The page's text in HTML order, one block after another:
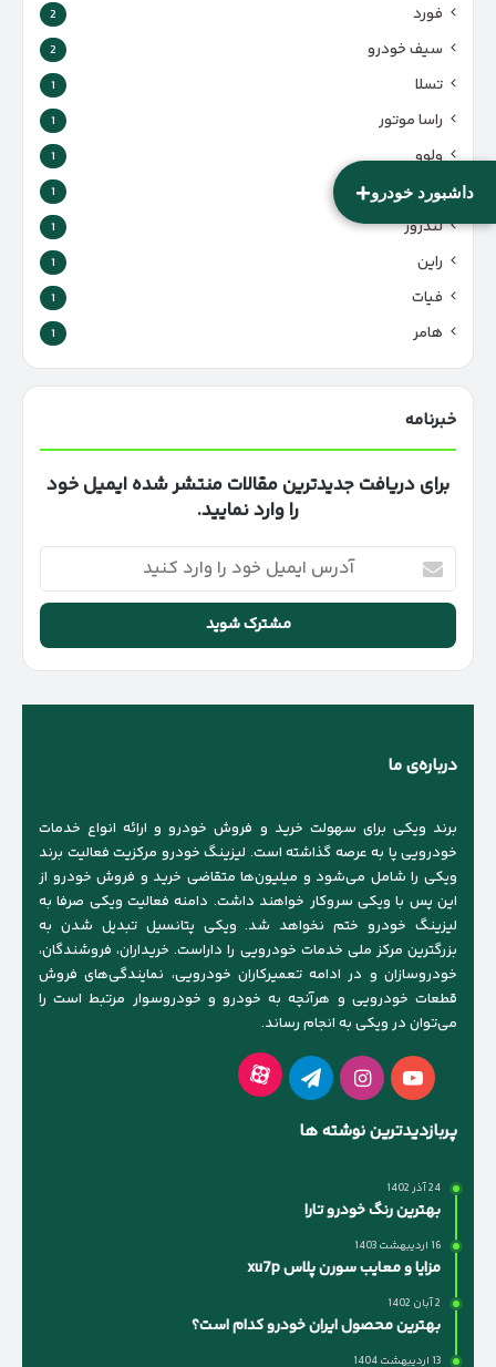
+داشبورد خودرو
فورد 2
سیف خودرو 2
تسلا 1
راسا موتور 1
ولوو 1
هوندا 1
لندرور 1
راین 1
فیات 1
هامر 1
خبرنامه
برای دریافت جدیدترین مقالات منتشر شده ایمیل خود
را وارد نمایید.
آدرس
ایمیل
خود
وارد
کنید
درباره‌ی ما
برند ویکی برای سهولت خرید و فروش خودرو و ارائه انواع خدمات
خودرویی پا به عرصه گذاشته است. لیزینگ خودرو مرکزیت فعالیت برند
ویکی را شامل می‌شود و میلیون‌ها متقاضی خرید و فروش خودرو از
این پس با ویکی سروکار خواهند داشت. دامنه فعالیت ویکی صرفا به
لیزینگ خودرو ختم نخواهد شد. ویکی پتانسیل تبدیل شدن به
بزرگترین مرکز ملی خدمات خودرویی را داراست. خریداران، فروشندگان،
خودروسازان و در ادامه تعمیرکاران خودرویی، نمایندگی‌های فروش
قطعات خودرویی و هرآنچه به خودرو و خودروسوار مرتبط است را
می‌توان در ویکی به انجام رساند.
یوتیوباینستاگرام
تلگرام آپارات
پربازدیدترین نوشته ها
24 آذر 1402
بهترین رنگ خودرو تارا
16 اردیبهشت 1403
مزایا و معایب سورن پلاس xu7p
2 آبان 1402
بهترین محصول ایران خودرو کدام است؟
13 اردیبهشت 1404